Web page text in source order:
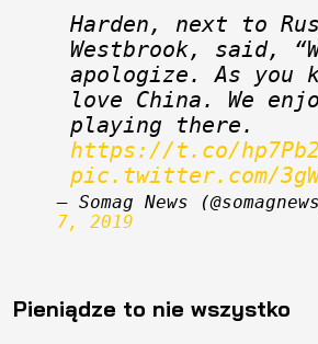
Harden, next to
Westbrook, said,
apologize. As you
love China. We
https://t.co/
pic.twitter.com/
— Somag News
7, 2019
Pieniądze to nie wszystko